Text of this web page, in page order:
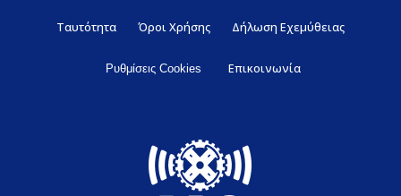
Ταυτότητα Όροι Χρήσης Δήλωση Εχεμύθειας
Ρυθμίσεις Cookies Επικοινωνία